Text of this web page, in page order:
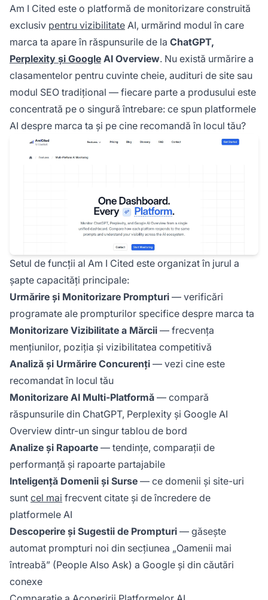
Am I Cited este o platformă de monitorizare construită
exclusiv pentru vizibilitate AI, urmărind modul în care
marca ta apare în răspunsurile de la ChatGPT,
Perplexity și Google AI Overview. Nu există urmărire a
clasamentelor pentru cuvinte cheie, audituri de site sau
modul SEO tradițional — fiecare parte a produsului este
concentrată pe o singură întrebare: ce spun platformele
AI despre marca ta și pe cine recomandă în locul tău?
Setul de funcții al Am I Cited este organizat în jurul a
șapte capacități principale:
Urmărire și Monitorizare Prompturi — verificări
programate ale prompturilor specifice despre marca ta
Monitorizare Vizibilitate a Mărcii — frecvența
mențiunilor, poziția și vizibilitatea competitivă
Analiză și Urmărire Concurenți — vezi cine este
recomandat în locul tău
Monitorizare AI Multi-Platformă — compară
răspunsurile din ChatGPT, Perplexity și Google AI
Overview dintr-un singur tablou de bord
Analize și Rapoarte — tendințe, comparații de
performanță și rapoarte partajabile
Inteligență Domenii și Surse — ce domenii și site-uri
sunt cel mai frecvent citate și de încredere de
platformele AI
Descoperire și Sugestii de Prompturi — găsește
automat prompturi noi din secțiunea „Oamenii mai
întreabă” (People Also Ask) a Google și din căutări
conexe